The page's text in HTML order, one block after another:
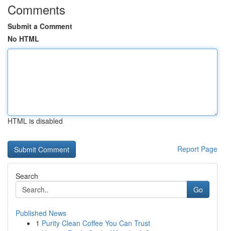
Comments
Submit a Comment
No HTML
HTML is disabled
Report Page
Search
Go
Published News
1 Purity Clean Coffee You Can Trust